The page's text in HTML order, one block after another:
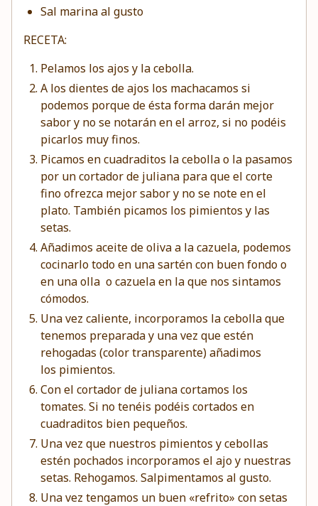
Sal marina al gusto
RECETA:
Pelamos los ajos y la cebolla.
A los dientes de ajos los machacamos si
podemos porque de ésta forma darán mejor
sabor y no se notarán en el arroz, si no podéis
picarlos muy finos.
Picamos en cuadraditos la cebolla o la pasamos
por un cortador de juliana para que el corte
fino ofrezca mejor sabor y no se note en el
plato. También picamos los pimientos y las
setas.
Añadimos aceite de oliva a la cazuela, podemos
cocinarlo todo en unasarténcon buen fondo o
en unaolla ocazuelaen la que nos sintamos
cómodos.
Una vez caliente, incorporamos la cebolla que
tenemos preparada y una vez que estén
rehogadas (color transparente) añadimos
los pimientos.
Con el cortador de juliana cortamos los
tomates. Si no tenéis podéis cortados en
cuadraditos bien pequeños.
Una vez que nuestros pimientos y cebollas
estén pochados incorporamos el ajo y nuestras
setas. Rehogamos. Salpimentamos al gusto.
Una vez tengamos un buen «refrito» con setas